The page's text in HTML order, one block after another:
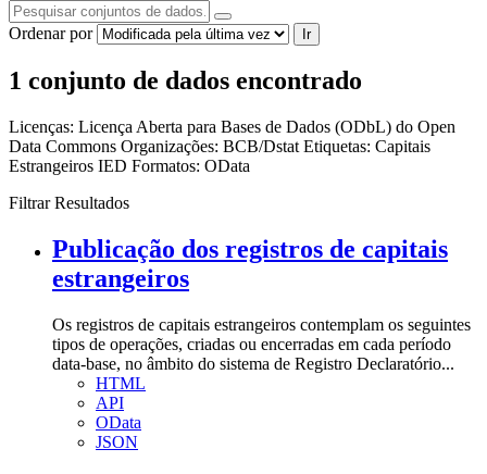
Ordenar por Ir
1 conjunto de dados encontrado
Licenças: Licença Aberta para Bases de Dados (ODbL) do Open
Data Commons Organizações: BCB/Dstat Etiquetas: Capitais
Estrangeiros IED Formatos: OData
Filtrar Resultados
Publicação dos registros de capitais
estrangeiros
Os registros de capitais estrangeiros contemplam os seguintes
tipos de operações, criadas ou encerradas em cada período
data-base, no âmbito do sistema de Registro Declaratório...
HTML
API
OData
JSON